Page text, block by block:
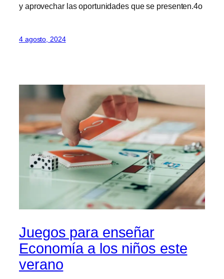
y aprovechar las oportunidades que se presenten.4o
4 agosto, 2024
Juegos para enseñar
Economía a los niños este
verano